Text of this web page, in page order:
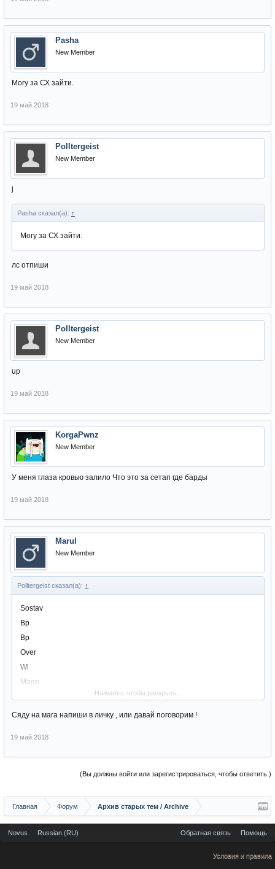
Pasha
New Member
Могу за СХ зайти.
19 май 2018
Polltergeist
New Member
j
Pasha сказал(а): ↑
Могу за СХ зайти.
лс отпиши
19 май 2018
Polltergeist
New Member
up
19 май 2018
KorgaPwnz
New Member
У меня глаза кровью залило Что это за сетап где барды
19 май 2018
Marul
New Member
Polltergeist сказал(а): ↑
Sostav
Bp
Bp
Over
Wl
Mage
Mage
Mage
Online 4+ clan meropriyatiya,svyaz' RC,blije k starty vozmojni
izmeneniya v setape
Нажмите, чтобы раскрыть...
Сяду на мага напиши в личку , или давай поговорим !
19 май 2018
(Вы должны войти или зарегистрироваться, чтобы ответить.)
Главная Форум Архив старых тем / Archive
Novus Russian (RU) Обратная связь Помощь
Условия и правила